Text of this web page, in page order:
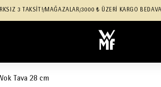
3 TAKSİT!/ MAĞAZALAR/3000 ₺ ÜZERİ KARGO BEDAVA
Tava 28 cm